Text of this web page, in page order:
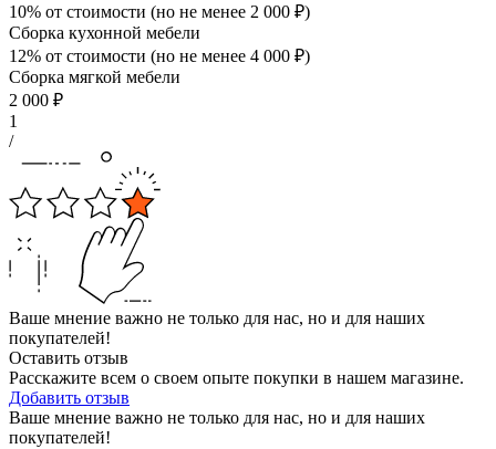
10% от стоимости (но не менее 2 000 ₽)
Сборка кухонной мебели
12% от стоимости (но не менее 4 000 ₽)
Сборка мягкой мебели
2 000 ₽
1
/
Ваше мнение важно не только для нас, но и для наших
покупателей!
Оставить отзыв
Расскажите всем о своем опыте покупки в нашем магазине.
Добавить отзыв
Ваше мнение важно не только для нас, но и для наших
покупателей!